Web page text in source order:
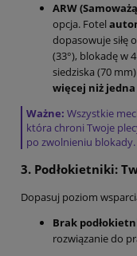
ARW
opcja. Fotel
dopasowuje siłę
(33°), blokadę w
siedziska (70
więcej niż jedna
Ważne: Wszystkie
która chroni Twoje
po zwolnieniu blokady.
3. Podłokietniki:
Dopasuj poziom
Brak
rozwiązanie do